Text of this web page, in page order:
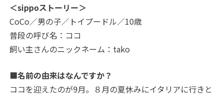
＜sippoストーリー＞
CoCo／男の子／トイプードル／10歳
普段の呼び名：ココ
飼い主さんのニックネーム：tako
■名前の由来はなんですか？
ココを迎えたのが9月。８月の夏休みにイタリアに行きと